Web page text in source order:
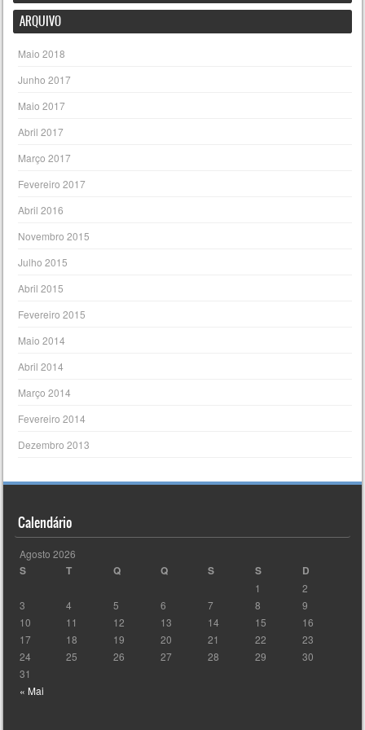
ARQUIVO
Maio 2018
Junho 2017
Maio 2017
Abril 2017
Março 2017
Fevereiro 2017
Abril 2016
Novembro 2015
Julho 2015
Abril 2015
Fevereiro 2015
Maio 2014
Abril 2014
Março 2014
Fevereiro 2014
Dezembro 2013
Calendário
Agosto 2026
S T Q Q S S D
« Mai
1
2
3
4 5 6 7 8
9
10
11 12 13 14 15
16
17
18 19 20 21 22
23
24
25 26 27 28 29
30
31